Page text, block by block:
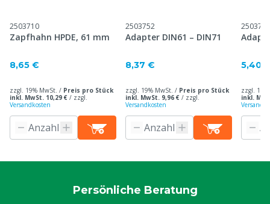
2503710
Zapfhahn HPDE, 61 mm
8,65 €
zzgl. 19% MwSt. / Preis pro Stück
inkl. MwSt. 10,29 € / zzgl.
Versandkosten
2503752
Adapter DIN61 – DIN71
8,37 €
zzgl. 19% MwSt. / Preis pro Stück
inkl. MwSt. 9,96 € / zzgl.
Versandkosten
2503755
5,40
zzgl.
inkl.
Persönliche Beratung